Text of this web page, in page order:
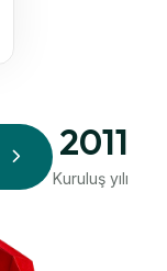
2011
Kuruluş yılı